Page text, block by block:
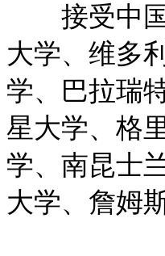
接受中国
大学、维多
学、巴拉瑞
星大学、格
学、南昆士
大学、詹姆